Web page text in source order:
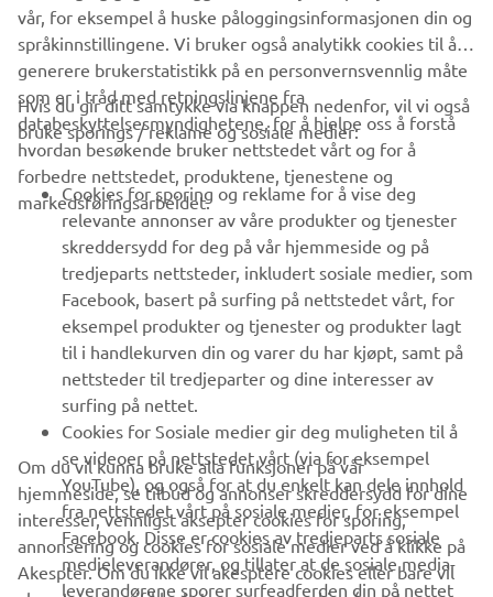
VIRKSOMHET
B2B
UTFORSK YAMAHA
FAQ & SUPPORT
NYHETSBREV
Vær den første til å lære om de siste tilbudene, spesielle
arrangementer, nye utgivelser og mye mer
ABONNER
vår, for eksempel å huske påloggingsinformasjonen din og
språkinnstillingene. Vi bruker også analytikk cookies til å
generere brukerstatistikk på en personvernsvennlig måte
som er i tråd med retningslinjene fra
databeskyttelsesmyndighetene, for å hjelpe oss å forstå
hvordan besøkende bruker nettstedet vårt og for å
forbedre nettstedet, produktene, tjenestene og
markedsføringsarbeidet.
Hvis du gir ditt samtykke via knappen nedenfor, vil vi også
bruke sporings / reklame og sosiale medier:
Cookies for sporing og reklame for å vise deg
relevante annonser av våre produkter og tjenester
skreddersydd for deg på vår hjemmeside og på
tredjeparts nettsteder, inkludert sosiale medier, som
Facebook, basert på surfing på nettstedet vårt, for
eksempel produkter og tjenester og produkter lagt
til i handlekurven din og varer du har kjøpt, samt på
nettsteder til tredjeparter og dine interesser av
surfing på nettet.
Cookies for Sosiale medier gir deg muligheten til å
se videoer på nettstedet vårt (via for eksempel
YouTube), og også for at du enkelt kan dele innhold
fra nettstedet vårt på sosiale medier, for eksempel
Facebook. Disse er cookies av tredjeparts sosiale
medieleverandører, og tillater at de sosiale media-
leverandørene sporer surfeadferden din på nettet
Om du vil kunna bruke alla funksjoner på vår
hjemmeside, se tilbud og annonser skreddersydd for dine
interesser, vennligst aksepter cookies for sporing,
annonsering og cookies for sosiale medier ved å klikke på
Akespter. Om du ikke vil akesptere cookies eller bare vil